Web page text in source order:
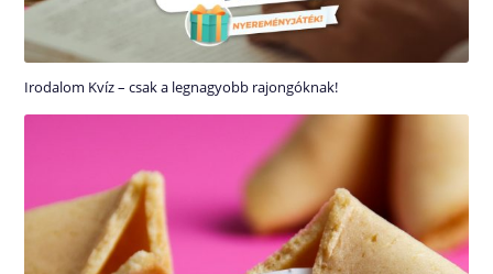
Irodalom Kvíz – csak a legnagyobb rajongóknak!